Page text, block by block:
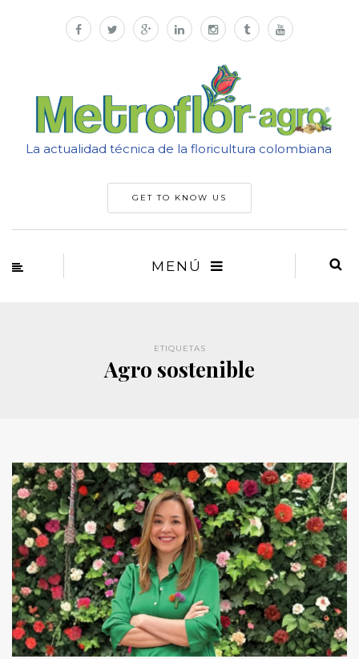
La actualidad técnica de la floricultura colombiana
GET TO KNOW US
MENÚ
ETIQUETAS
Agro sostenible